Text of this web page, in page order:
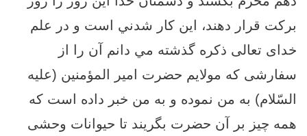
بركت قرار دهند، اين كار شدني است و در علم
خداى تعالى ذكره گذشته مي دانم آن را از
سفارشى كه مولايم حضرت امير المؤمنين (علیه
السّلام) به من نموده و به من خبر داده است كه
همه چيز بر آن حضرت بگريند تا حیوانات وحشی